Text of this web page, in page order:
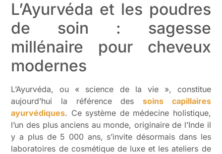
L’Ayurvéda et les poudres
de soin : sagesse
millénaire pour cheveux
modernes
L’Ayurvéda, ou « science de la vie », constitue
aujourd’hui la référence des soins capillaires
ayurvédiques. Ce système de médecine holistique,
l’un des plus anciens au monde, originaire de l’Inde il
y a plus de 5 000 ans, s’invite désormais dans les
laboratoires de cosmétique de luxe et les ateliers de